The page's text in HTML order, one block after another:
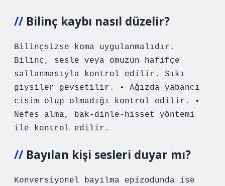
Bilinç kaybı nasıl düzelir?
Bilinçsizse koma uygulanmalıdır.
Bilinç, sesle veya omuzun hafifçe
sallanmasıyla kontrol edilir. Sıkı
giysiler gevşetilir. • Ağızda yabancı
cisim olup olmadığı kontrol edilir. •
Nefes alma, bak-dinle-hisset yöntemi
ile kontrol edilir.
Bayılan kişi sesleri duyar mı?
Konversiyonel bayılma epizodunda ise